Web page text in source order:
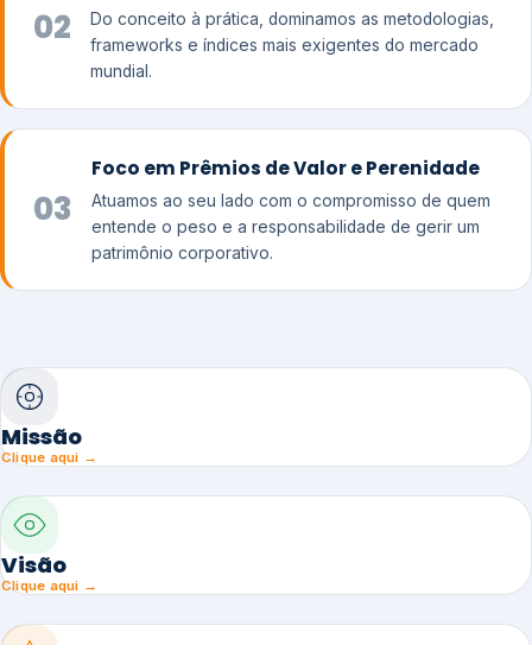
02
Do conceito à prática, dominamos as metodologias,
frameworks e índices mais exigentes do mercado
mundial.
03
Foco em Prêmios de Valor e Perenidade
Atuamos ao seu lado com o compromisso de quem
entende o peso e a responsabilidade de gerir um
patrimônio corporativo.
Missão
Clique aqui →
Visão
Clique aqui →